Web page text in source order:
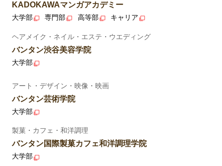
KADOKAWAマンガアカデミー
大学部 専門部 高等部 キャリア
ヘアメイク・ネイル・エステ・ウエディング
バンタン渋谷美容学院
大学部
アート・デザイン・映像・映画
バンタン芸術学院
大学部
製菓・カフェ・和洋調理
バンタン国際製菓カフェ和洋調理学院
大学部